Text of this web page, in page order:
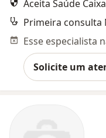
Aceita Saúde
Primeira consulta
Solicite um